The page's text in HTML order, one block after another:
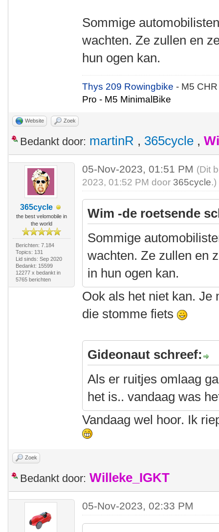
Sommige
wachten. Ze zullen en
hun ogen kan.
Thys 209 Rowingbike- M5
Pro - M5 MinimalBike
Website Zoek
Bedankt door: martinR , 365cycle ,
365cycle
the best velomobile in
the world
Berichten: 7.184
Topics: 131
Lid sinds: Sep 2020
Bedankt: 15599
12277 x bedankt in
5765 berichten
05-Nov-2023, 01:51 PM (Dit
2023, 01:52 PM door 365cycle.)
Wim -de roetsende
Sommige
wachten. Ze zullen en
in hun ogen kan.
Ook als het niet kan. Je
die stomme fiets
Gideonaut schreef:
Als er ruitjes omlaag
het is.. vandaag was
Vandaag wel hoor. Ik
Zoek
Bedankt door: Willeke_IGKT
05-Nov-2023, 02:33 PM